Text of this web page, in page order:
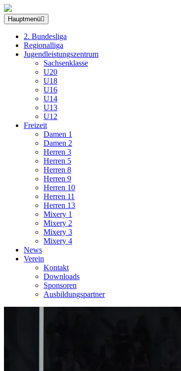
Hauptmenü
2. Bundesliga
Regionalliga
Jugendleistungszentrum
Sachsenklasse
U20
U18
U16
U14
U13
U12
Freizeit
Damen 1
Damen 2
Herren 3
Herren 5
Herren 8
Herren 9
Herren 10
Herren 11
Herren 13
Mixery 1
Mixery 2
Mixery 3
Mixery 4
News
Verein
Kontakt
Downloads
Sponsoren
Ausbildungspartner